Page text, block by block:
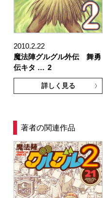
2010.2.22
魔法陣グルグル外伝 舞勇
伝キタ … 2
詳しく見る
著者の関連作品